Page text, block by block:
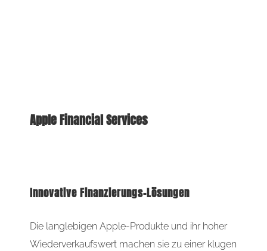
Apple Financial Services
Innovative Finanzierungs-Lösungen
Die langlebigen Apple-Produkte und ihr hoher
Wiederverkaufswert machen sie zu einer klugen